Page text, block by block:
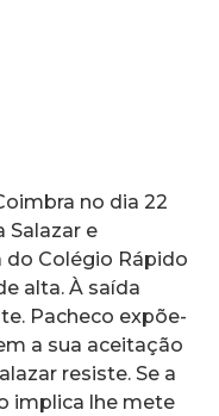
no dia 22
Salazar e
do Colégio Rápido
alta. À saída
Pacheco expõe-
a sua aceitação
resiste. Se a
implica lhe mete